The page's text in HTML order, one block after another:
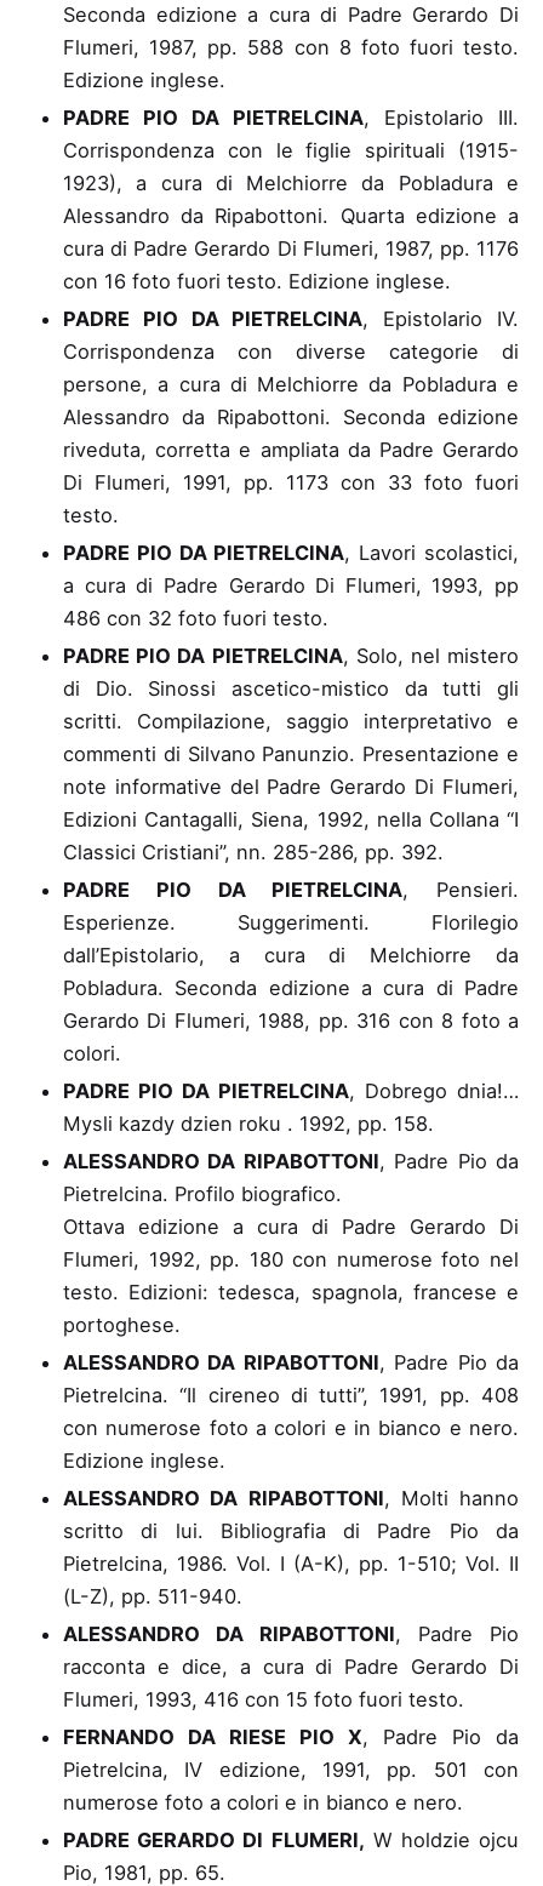
Seconda edizione a cura di Padre Gerardo Di
Flumeri, 1987, pp. 588 con 8 foto fuori testo.
Edizione inglese.
PADRE PIO DA PIETRELCINA, Epistolario III.
Corrispondenza con le figlie spirituali (1915-
1923), a cura di Melchiorre da Pobladura e
Alessandro da Ripabottoni. Quarta edizione a
cura di Padre Gerardo Di Flumeri, 1987, pp. 1176
con 16 foto fuori testo. Edizione inglese.
PADRE PIO DA PIETRELCINA, Epistolario IV.
Corrispondenza con diverse categorie di
persone, a cura di Melchiorre da Pobladura e
Alessandro da Ripabottoni. Seconda edizione
riveduta, corretta e ampliata da Padre Gerardo
Di Flumeri, 1991, pp. 1173 con 33 foto fuori
testo.
PADRE PIO DA PIETRELCINA, Lavori scolastici,
a cura di Padre Gerardo Di Flumeri, 1993, pp
486 con 32 foto fuori testo.
PADRE PIO DA PIETRELCINA, Solo, nel mistero
di Dio. Sinossi ascetico-mistico da tutti gli
scritti. Compilazione, saggio interpretativo e
commenti di Silvano Panunzio. Presentazione e
note informative del Padre Gerardo Di Flumeri,
Edizioni Cantagalli, Siena, 1992, nella Collana “I
Classici Cristiani”, nn. 285-286, pp. 392.
PADRE PIO DA PIETRELCINA, Pensieri.
Esperienze. Suggerimenti. Florilegio
dall’Epistolario, a cura di Melchiorre da
Pobladura. Seconda edizione a cura di Padre
Gerardo Di Flumeri, 1988, pp. 316 con 8 foto a
colori.
PADRE PIO DA PIETRELCINA, Dobrego dnia!…
Mysli kazdy dzien roku . 1992, pp. 158.
ALESSANDRO DA RIPABOTTONI, Padre Pio da
Pietrelcina. Profilo biografico.
Ottava edizione a cura di Padre Gerardo Di
Flumeri, 1992, pp. 180 con numerose foto nel
testo. Edizioni: tedesca, spagnola, francese e
portoghese.
ALESSANDRO DA RIPABOTTONI, Padre Pio da
Pietrelcina. “Il cireneo di tutti”, 1991, pp. 408
con numerose foto a colori e in bianco e nero.
Edizione inglese.
ALESSANDRO DA RIPABOTTONI, Molti hanno
scritto di lui. Bibliografia di Padre Pio da
Pietrelcina, 1986. Vol. I (A-K), pp. 1-510; Vol. II
(L-Z), pp. 511-940.
ALESSANDRO DA RIPABOTTONI, Padre Pio
racconta e dice, a cura di Padre Gerardo Di
Flumeri, 1993, 416 con 15 foto fuori testo.
FERNANDO DA RIESE PIO X, Padre Pio da
Pietrelcina, IV edizione, 1991, pp. 501 con
numerose foto a colori e in bianco e nero.
PADRE GERARDO DI FLUMERI, W holdzie ojcu
Pio, 1981, pp. 65.